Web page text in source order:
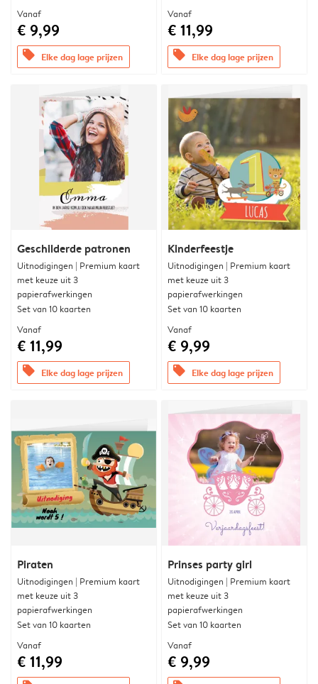
Vanaf
€ 9,99
offers Elke dag lage prijzen
Vanaf
€ 11,99
offers Elke dag lage prijzen
Geschilderde patronen
Uitnodigingen | Premium kaart
met keuze uit 3
papierafwerkingen
Set van 10 kaarten
Vanaf
€ 11,99
offers Elke dag lage prijzen
Kinderfeestje
Uitnodigingen | Premium kaart
met keuze uit 3
papierafwerkingen
Set van 10 kaarten
Vanaf
€ 9,99
offers Elke dag lage prijzen
Piraten
Uitnodigingen | Premium kaart
met keuze uit 3
papierafwerkingen
Set van 10 kaarten
Vanaf
€ 11,99
Prinses party girl
Uitnodigingen | Premium kaart
met keuze uit 3
papierafwerkingen
Set van 10 kaarten
Vanaf
€ 9,99